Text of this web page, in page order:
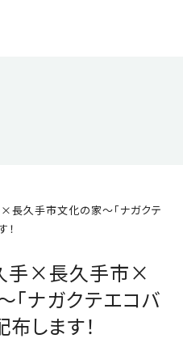
久手市文化の家～「ナガクテ
！
手×長久手市×
ナガクテエコバ
布します！